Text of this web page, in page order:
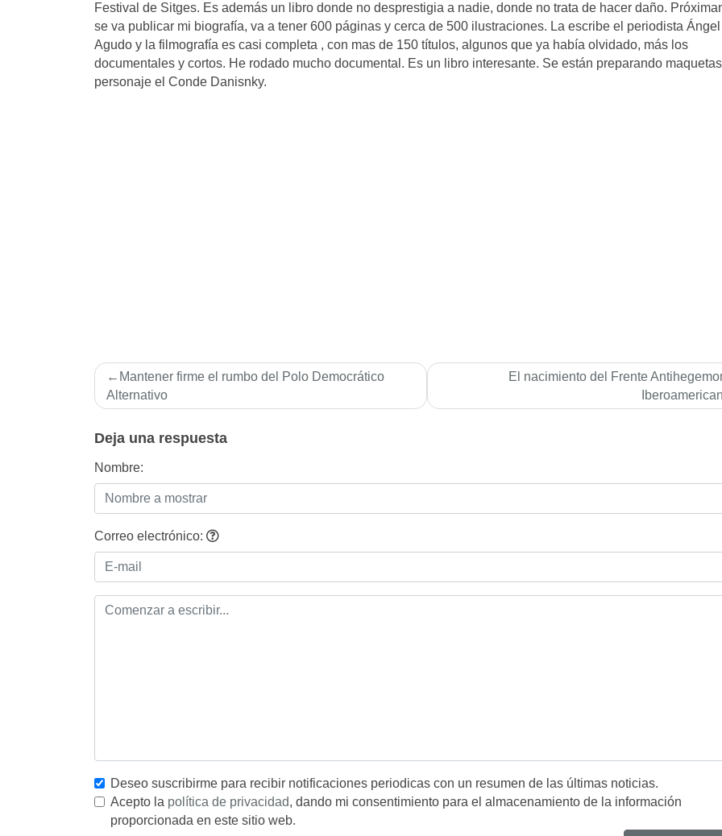
Festival de Sitges. Es además un libro donde no desprestigia a nadie, donde no trata de hacer daño.
se va publicar mi biografía, va a tener 600 páginas y cerca de 500 ilustraciones. La escribe el periodista Ángel
Agudo y la filmografía es casi completa , con mas de 150 títulos, algunos que ya había olvidado, más los
documentales y cortos. He rodado mucho documental. Es un libro interesante. Se están preparando
personaje el Conde Danisnky.
Navegación
de
Mantener firme el rumbo del Polo Democrático
Alternativo
El nacimiento del Frente
Deja una respuesta
Nombre:
Correo electrónico:
Deseo suscribirme para recibir notificaciones periodicas con un resumen de las últimas noticias.
Acepto la política de privacidad, dando mi consentimiento para el almacenamiento de la información
proporcionada en este sitio web.